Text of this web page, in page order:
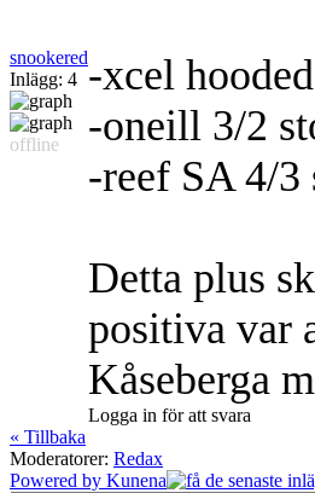
snookered
Inlägg: 4
offline
-xcel
-oneill 3/2
-reef SA 4/
Detta plus
positiva var
Kåseberga
Logga in för att svara
« Tillbaka
Moderatorer: Redax
Powered by Kunena